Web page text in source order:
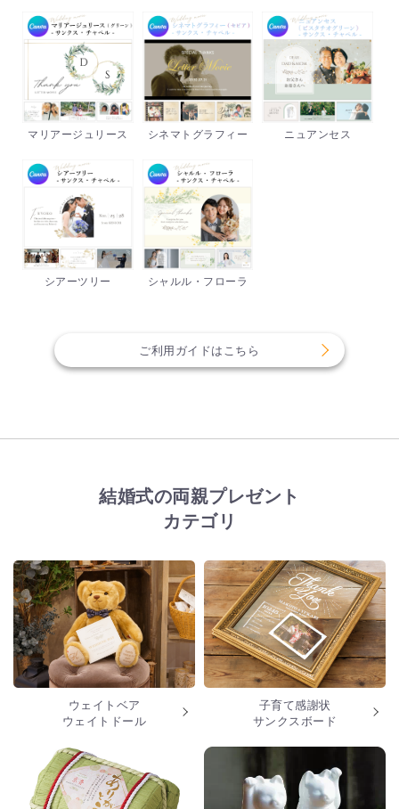
マリアージュリース シネマトグラフィー ニュアンセス
シアーツリー シャルル・フローラ
ご利用ガイドはこちら
結婚式の両親プレゼント
カテゴリ
ウェイトベア
ウェイトドール
子育て感謝状
サンクスボード